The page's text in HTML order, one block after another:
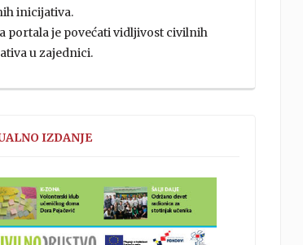
inicijativa.
portala je povećati vidljivost civilnih
u zajednici.
IZDANJE